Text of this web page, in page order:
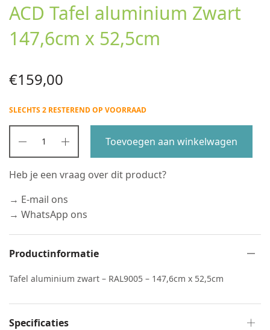
ACD Tafel aluminium Zwart
147,6cm x 52,5cm
€159,00
SLECHTS 2 RESTEREND OP VOORRAAD
Toevoegen aan winkelwagen
Heb je een vraag over dit product?
→ E-mail ons
→ WhatsApp ons
Productinformatie
Tafel aluminium zwart – RAL9005 – 147,6cm x 52,5cm
Specificaties